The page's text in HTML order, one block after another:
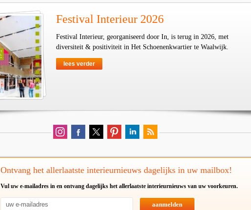
Festival Interieur 2026
Festival Interieur, georganiseerd door In, is terug in 2026, met
diversiteit & positiviteit in Het Schoenenkwartier te Waalwijk.
lees verder
Ontvang het allerlaatste interieurnieuws dagelijks in uw mailbox!
Vul uw e-mailadres in en ontvang dagelijks het allerlaatste interieurnieuws van uw voorkeuren.
aanmelden